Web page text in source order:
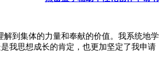
到集体的力量和奉献的价值。我系统地学
我思想成长的肯定，也更加坚定了我申请